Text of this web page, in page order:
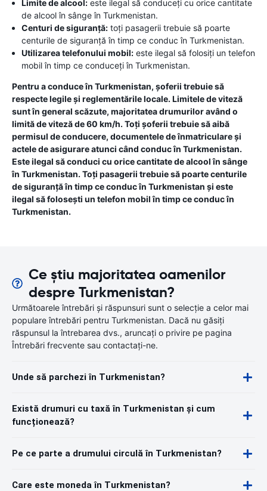
Limite de alcool: este ilegal să conduceți cu orice cantitate
de alcool în sânge în Turkmenistan.
Centuri de siguranță: toți pasagerii trebuie să poarte
centurile de siguranță în timp ce conduc în Turkmenistan.
Utilizarea telefonului mobil: este ilegal să folosiți un telefon
mobil în timp ce conduceți în Turkmenistan.
Pentru a conduce în Turkmenistan, șoferii trebuie să
respecte legile și reglementările locale. Limitele de viteză
sunt în general scăzute, majoritatea drumurilor având o
limită de viteză de 60 km/h. Toți șoferii trebuie să aibă
permisul de conducere, documentele de înmatriculare și
actele de asigurare atunci când conduc în Turkmenistan.
Este ilegal să conduci cu orice cantitate de alcool în sânge
în Turkmenistan. Toți pasagerii trebuie să poarte centurile
de siguranță în timp ce conduc în Turkmenistan și este
ilegal să folosești un telefon mobil în timp ce conduc în
Turkmenistan.
Ce știu majoritatea oamenilor
despre Turkmenistan?
Următoarele întrebări și răspunsuri sunt o selecție a celor mai
populare întrebări pentru Turkmenistan. Dacă nu găsiți
răspunsul la întrebarea dvs., aruncați o privire pe pagina
Întrebări frecvente sau contactați-ne.
Unde să parchezi în Turkmenistan?
Există drumuri cu taxă în Turkmenistan și cum
funcționează?
Pe ce parte a drumului circulă în Turkmenistan?
Care este moneda în Turkmenistan?